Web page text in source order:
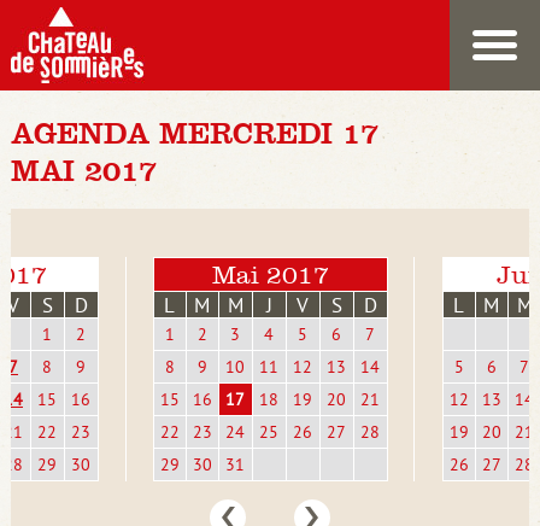
AGENDA MERCREDI 17
MAI 2017
V S D
1
2
7
8
9
14
15
16
21
22
23
28
29 30
Mai 2017
L M M J V S D
1 2 3 4 5 6
7
8
9 10 11 12 13
14
15
16 17 18 19 20
21
22
23 24 25 26 27
28
29
30 31
L M M
5 6
7
12
13
14
19
20
21
26
27 28